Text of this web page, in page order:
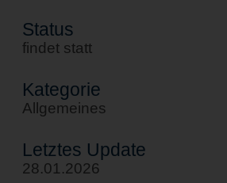
Status
findet statt
Kategorie
Allgemeines
Letztes Update
28.01.2026